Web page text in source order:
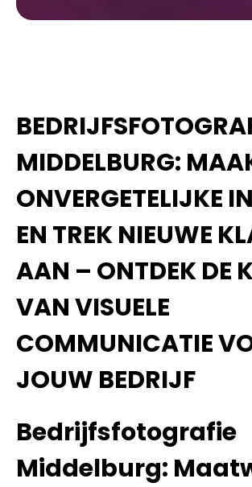
MIDDELBURG:
ONVERGETELIJKE
EN TREK NIEUWE
AAN – ONTDEK DE
VAN VISUELE
COMMUNICATIE
JOUW BEDRIJF
Bedrijfsfotografie
Middelburg: